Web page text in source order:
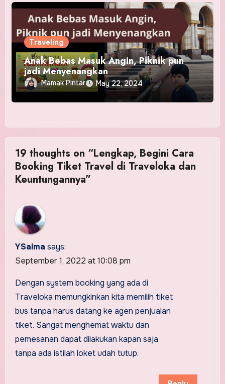
Traveling
Anak Bebas Masuk Angin, Piknik pun
jadi Menyenangkan
Mamak Pintar May 22, 2024
19 thoughts on “Lengkap, Begini Cara
Booking Tiket Travel di Traveloka dan
Keuntungannya”
YSalma says:
September 1, 2022 at 10:08 pm
Dengan system booking yang ada di
Traveloka memungkinkan kita memilih tiket
bus tanpa harus datang ke agen penjualan
tiket. Sangat menghemat waktu dan
pemesanan dapat dilakukan kapan saja
tanpa ada istilah loket udah tutup.